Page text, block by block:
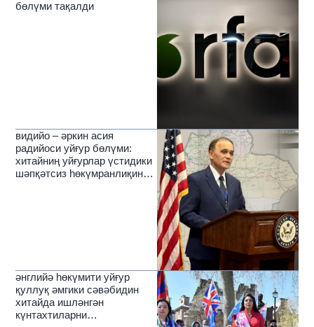
бөлүми тақалди
видийо – әркин асия
радийоси уйғур бөлүми:
хитайниң уйғурлар үстидики
шәпқәтсиз һөкүмранлиқиниң
әнглийә һөкүмити уйғур
қуллуқ әмгики сәвәбидин
хитайда ишләнгән
күнтахтиларни